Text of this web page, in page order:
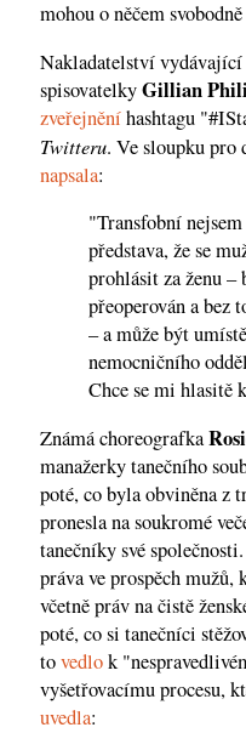
mohou o něčem
Nakladatelství
spisovatelkyGillian
zveřejněníhashtagu
Twitteru. Ve sloupku pro
napsala:
"Transfobní
představa, že se
prohlásit za ženu –
přeoperován a bez
– a může být
nemocničního
Chce se mi hlasitě
Známá choreografka
manažerky tanečního
poté, co byla obviněna z
pronesla na soukromé
tanečníky své
práva ve prospěch
včetně práv na čistě
poté, co si tanečníci
tovedlok
vyšetřovacímu procesu,
uvedla: